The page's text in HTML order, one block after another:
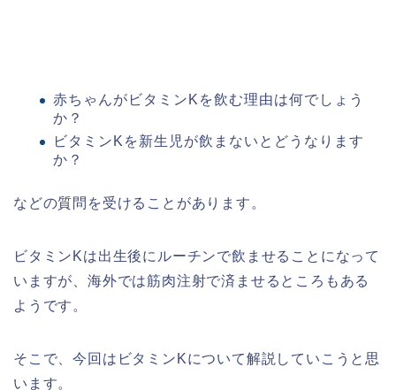
赤ちゃんがビタミンKを飲む理由は何でしょう
か？
ビタミンKを新生児が飲まないとどうなります
か？
などの質問を受けることがあります。
ビタミンKは出生後にルーチンで飲ませることになって
いますが、海外では筋肉注射で済ませるところもある
ようです。
そこで、今回はビタミンKについて解説していこうと思
います。